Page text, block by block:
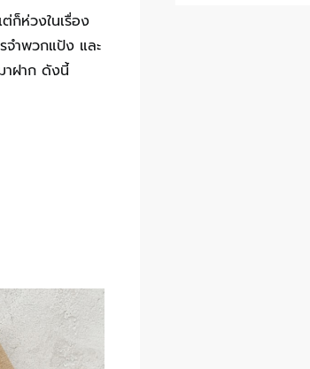
ก็ห่วงในเรื่อง
จำพวกแป้ง และ
าฝาก ดังนี้